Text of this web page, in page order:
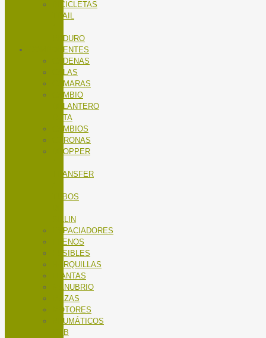
BICICLETAS
TRAIL
ENDURO
COMPONENTES
CADENAS
CALAS
CÁMARAS
CAMBIO
DELANTERO
RUTA
CAMBIOS
CORONAS
DROPPER
TRANSFER
TUBOS
SILLIN
ESPACIADORES
FRENOS
FUSIBLES
HORQUILLAS
LLANTAS
MANUBRIO
MAZAS
MOTORES
NEUMÁTICOS
MTB